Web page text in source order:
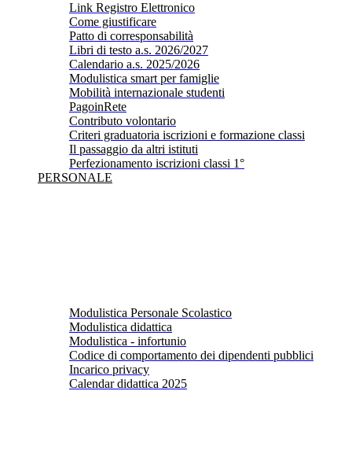
Link Registro Elettronico
Come giustificare
Patto di corresponsabilità
Libri di testo a.s. 2026/2027
Calendario a.s. 2025/2026
Modulistica smart per famiglie
Mobilità internazionale studenti
PagoinRete
Contributo volontario
Criteri graduatoria iscrizioni e formazione classi
Il passaggio da altri istituti
Perfezionamento iscrizioni classi 1°
PERSONALE
Modulistica Personale Scolastico
Modulistica didattica
Modulistica - infortunio
Codice di comportamento dei dipendenti pubblici
Incarico privacy
Calendar didattica 2025